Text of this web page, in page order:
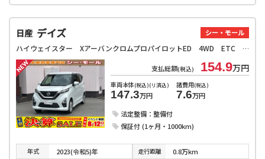
日産 デイズ シー・モール
ハイウェイスター XアーバンクロムプロパイロットED 4WD ETC 全周囲カメラ クリアランスソナー オートクルーズコントロール オートライト スマートキー アイドリングストップ 電動格納ミラー シートヒーター ベンチシート CVT アルミホイール
支払総額(税込) 154.9万円
車両本体(税込)(リ済込)
147.3万円
諸費用(税込)
7.6万円
法定整備：整備付
保証付 (1ヶ月・1000km)
年式 2023(令和5)年 走行距離 0.8万km